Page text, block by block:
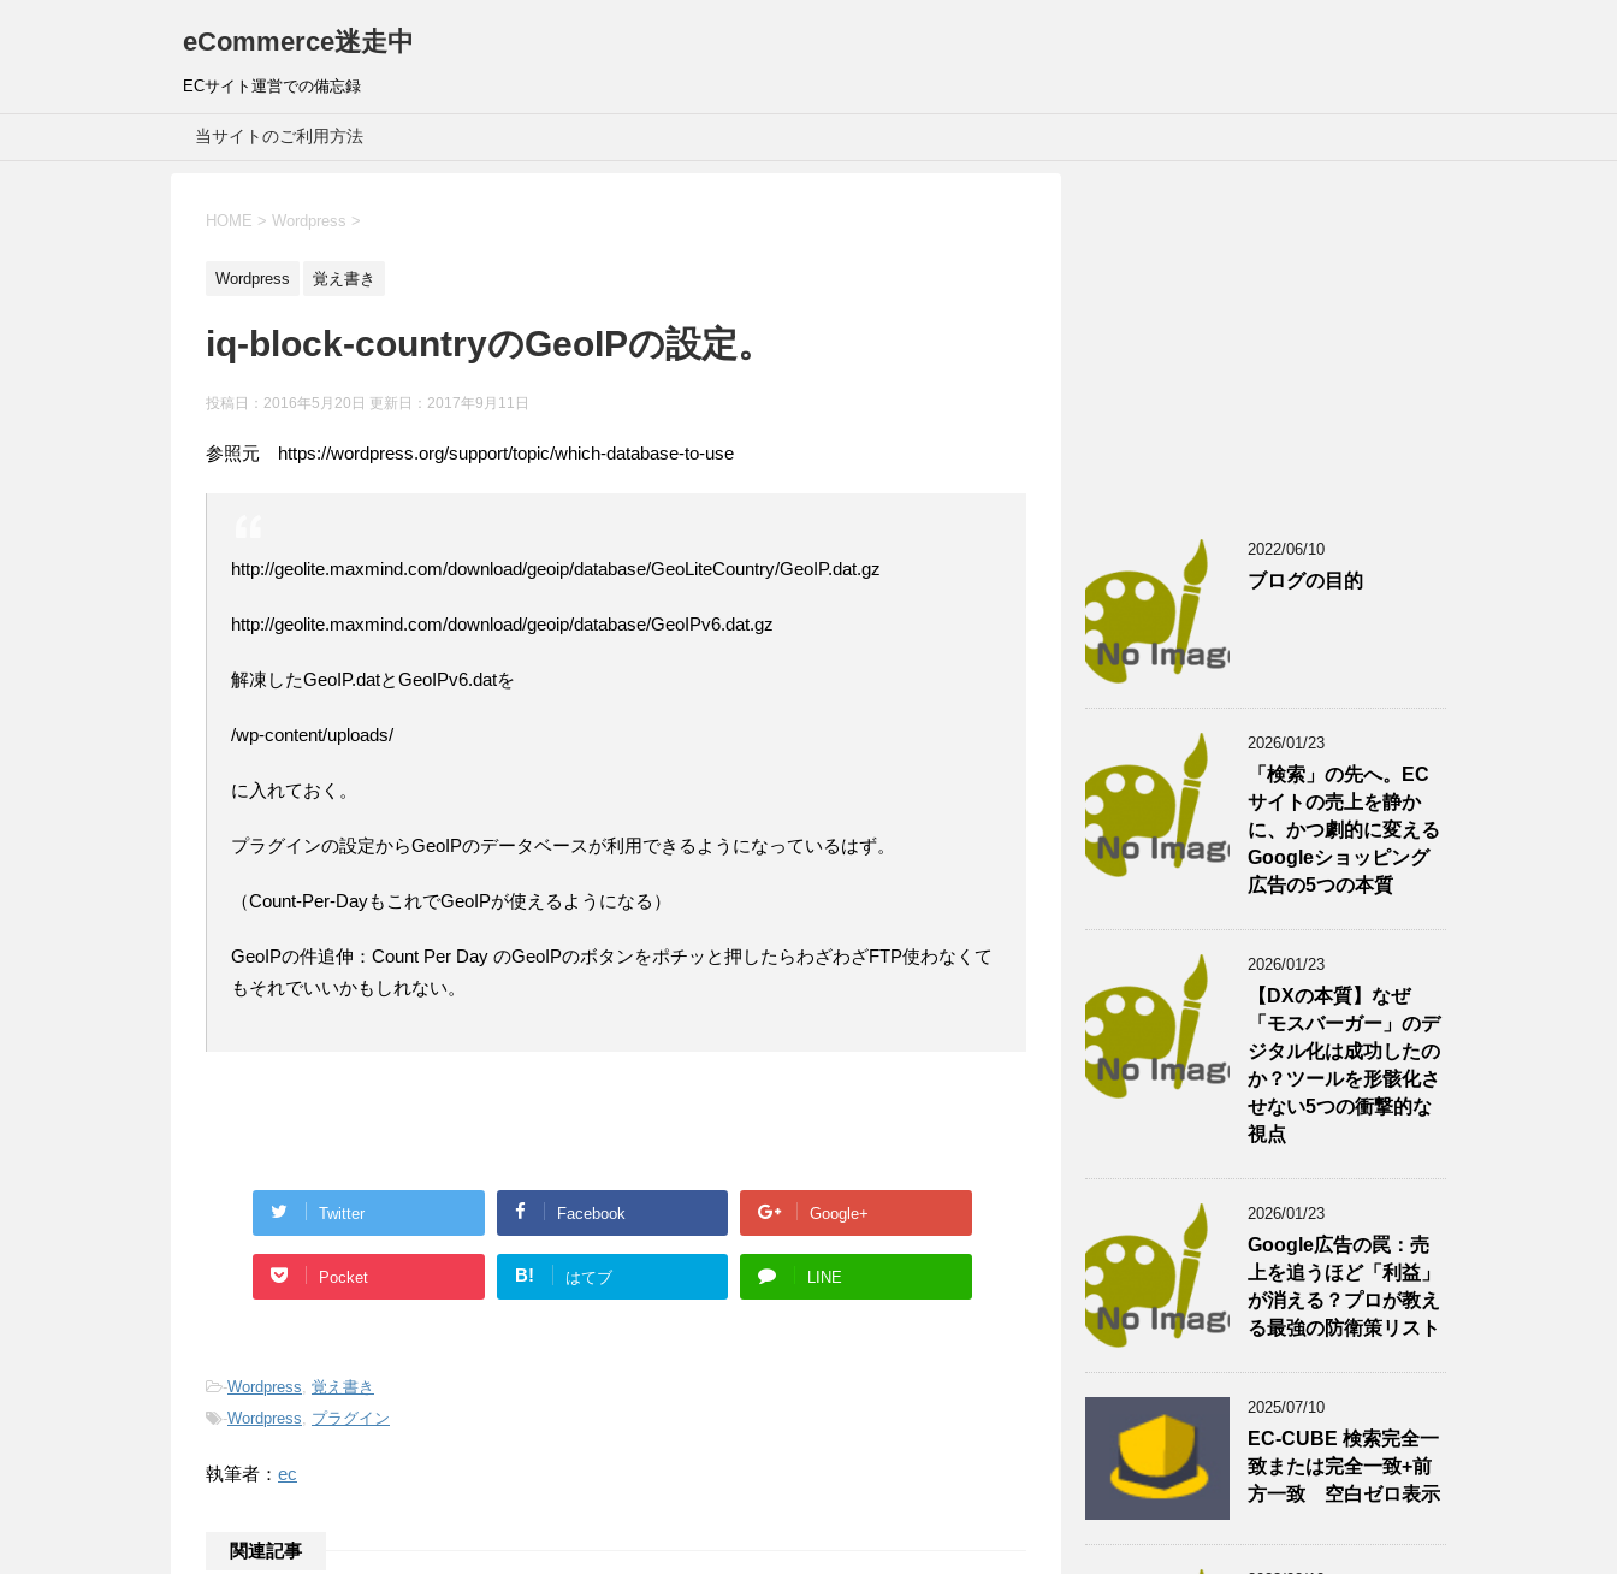
eCommerce迷走中
ECサイト運営での備忘録
当サイトのご利用方法
HOME > Wordpress >
Wordpress 覚え書き
iq-block-countryのGeoIPの設定。
投稿日：2016年5月20日 更新日： 2017年9月11日
参照元 https://wordpress.org/support/topic/which-database-to-use
http://geolite.maxmind.com/download/geoip/database/GeoLiteCountry/GeoIP.dat.gz
http://geolite.maxmind.com/download/geoip/database/GeoIPv6.dat.gz
解凍したGeoIP.datとGeoIPv6.datを
/wp-content/uploads/
に入れておく。
プラグインの設定からGeoIPのデータベースが利用できるようになっているはず。
（Count-Per-DayもこれでGeoIPが使えるようになる）
GeoIPの件追伸：Count Per Day のGeoIPのボタンをポチッと押したらわざわざFTP使わなくて
もそれでいいかもしれない。
Twitter Facebook Google+
Pocket B! はてブ LINE
-Wordpress, 覚え書き
-Wordpress, プラグイン
執筆者： ec
関連記事
2022/06/10
ブログの目的
2026/01/23
「検索」の先へ。EC
サイトの売上を静か
に、かつ劇的に変える
Googleショッピング
広告の5つの本質
2026/01/23
【DXの本質】なぜ
「モスバーガー」のデ
ジタル化は成功したの
か？ツールを形骸化さ
せない5つの衝撃的な
視点
2026/01/23
Google広告の罠：売
上を追うほど「利益」
が消える？プロが教え
る最強の防衛策リスト
2025/07/10
EC-CUBE 検索完全一
致または完全一致+前
方一致 空白ゼロ表示